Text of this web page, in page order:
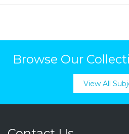
Browse Our
View All